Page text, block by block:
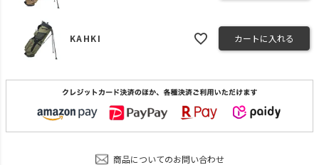
KAHKI カートに入れる
商品についてのお問い合わせ